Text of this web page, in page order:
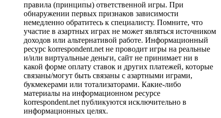
правила (принципы) ответственной игры. При
обнаружении первых признаков зависимости
немедленно обратитесь к специалисту. Помните, что
участие в азартных играх не может являться источником
доходов или альтернативой работе. Информационный
ресурс korrespondent.net не проводит игры на реальные
и/или виртуальные деньги, сайт не принимает ни в
какой форме оплату ставок и других платежей, которые
связаны/могут быть связаны с азартными играми,
букмекерами или тотализаторами. Какие-либо
материалы на информационном ресурсе
korrespondent.net публикуются исключительно в
информационных целях.